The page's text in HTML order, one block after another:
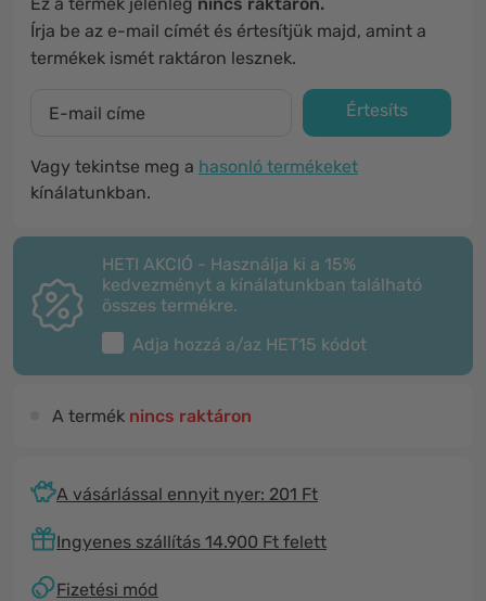
Írja be az e-mail címét és értesítjük majd, amint a
termékek ismét raktáron lesznek.
Értesíts
Vagy tekintse meg a hasonló termékeket
kínálatunkban.
HETI AKCIÓ - Használja ki a 15%
kedvezményt a kínálatunkban található
összes termékre.
Adja hozzá a/az HET15 kódot
A termék nincs raktáron
A vásárlással ennyit nyer: 201 Ft
Ingyenes szállítás 14.900 Ft felett
Fizetési mód